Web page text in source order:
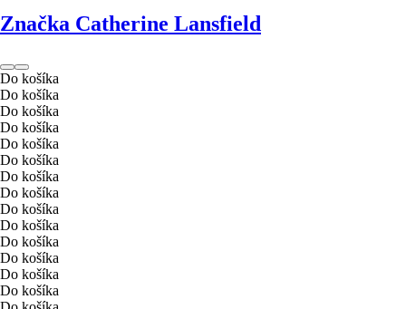
Značka Catherine Lansfield
Do košíka
Do košíka
Do košíka
Do košíka
Do košíka
Do košíka
Do košíka
Do košíka
Do košíka
Do košíka
Do košíka
Do košíka
Do košíka
Do košíka